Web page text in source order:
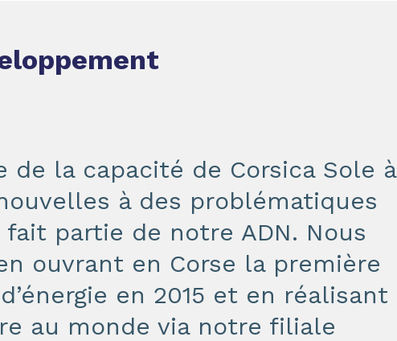
la capacité de Corsica Sole à
à des problématiques
fait partie de notre ADN. Nous
ouvrant en Corse la première
en 2015 et en réalisant
au monde via notre filiale